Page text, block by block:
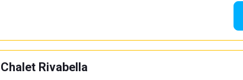
Chalet Rivabella